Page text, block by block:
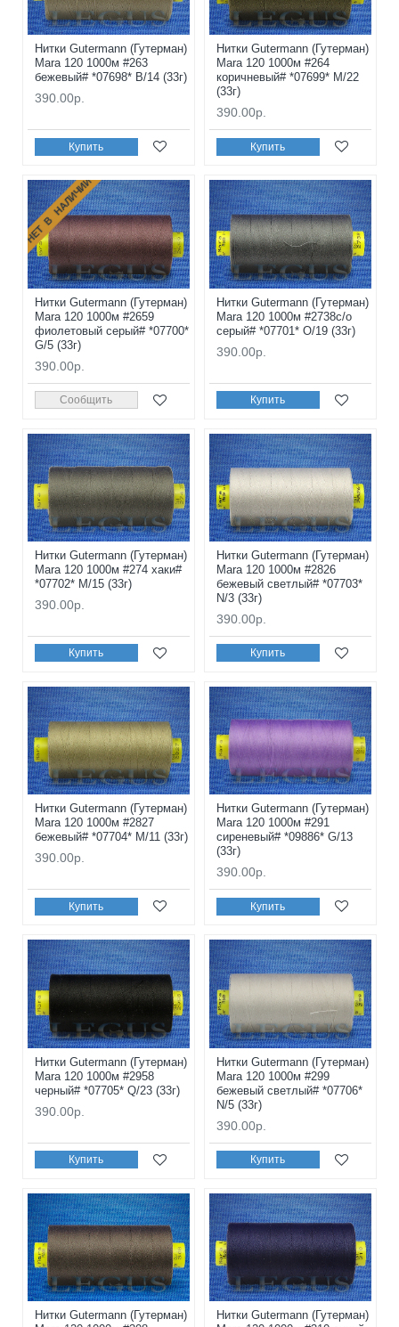
Нитки Gutermann (Гутерман)
Mara 120 1000м #263
бежевый# *07698* B/14 (33г)
390.00р.
Купить
Нитки Gutermann (Гутерман)
Mara 120 1000м #264
коричневый# *07699* M/22
(33г)
390.00р.
Купить
НЕТ В НАЛИЧИИ
Нитки Gutermann (Гутерман)
Mara 120 1000м #2659
фиолетовый серый# *07700*
G/5 (33г)
390.00р.
Сообщить
Нитки Gutermann (Гутерман)
Mara 120 1000м #2738с/о
серый# *07701* O/19 (33г)
390.00р.
Купить
Нитки Gutermann (Гутерман)
Mara 120 1000м #274 хаки#
*07702* M/15 (33г)
390.00р.
Купить
Нитки Gutermann (Гутерман)
Mara 120 1000м #2826
бежевый светлый# *07703*
N/3 (33г)
390.00р.
Купить
Нитки Gutermann (Гутерман)
Mara 120 1000м #2827
бежевый# *07704* M/11 (33г)
390.00р.
Купить
Нитки Gutermann (Гутерман)
Mara 120 1000м #291
сиреневый# *09886* G/13
(33г)
390.00р.
Купить
Нитки Gutermann (Гутерман)
Mara 120 1000м #2958
черный# *07705* Q/23 (33г)
390.00р.
Купить
Нитки Gutermann (Гутерман)
Mara 120 1000м #299
бежевый светлый# *07706*
N/5 (33г)
390.00р.
Купить
Нитки Gutermann (Гутерман)
Нитки Gutermann (Гутерман)